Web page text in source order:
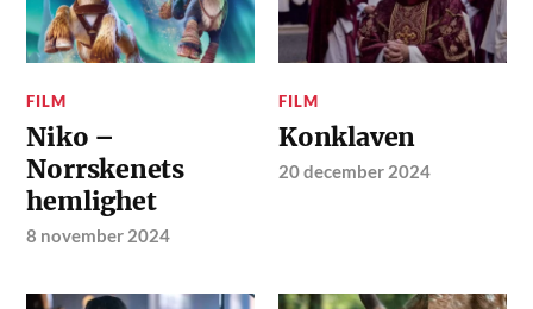
FILM
Niko –
Norrskenets
hemlighet
8 november 2024
FILM
Konklaven
20 december 2024